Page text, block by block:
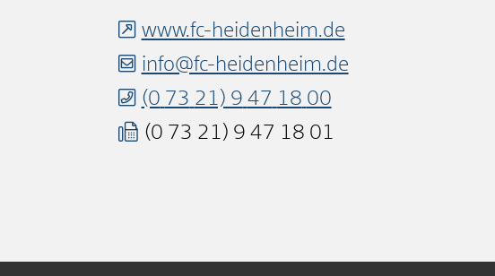
www.fc-heidenheim.de
info@fc-heidenheim.de
(0 73 21) 9 47 18 00
(0 73 21) 9 47 18 01